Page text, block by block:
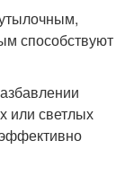
способствуют
или светлых